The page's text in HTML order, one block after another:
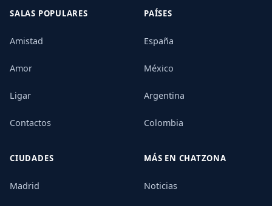
SALAS POPULARES
Amistad
Amor
Ligar
Contactos
PAÍSES
España
México
Argentina
Colombia
CIUDADES
Madrid
MÁS EN CHATZONA
Noticias